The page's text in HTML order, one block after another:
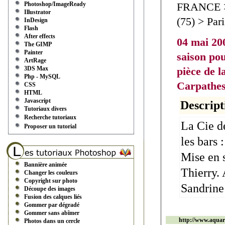
Photoshop/ImageReady
Illustrator
InDesign
Flash
After effects
The GIMP
Painter
ArtRage
3DS Max
Php - MySQL
CSS
HTML
Javascript
Tutoriaux divers
Recherche tutoriaux
Proposer un tutorial
Bannière animée
Changer les couleurs
Copyright sur photo
Découpe des images
Fusion des calques liés
Gommer par dégradé
Gommer sans abîmer
Photos dans un cercle
FRANCE
(75) >
04 mai
saison
pièce de
La Cie
les bars
Mise en
Thierry.
http://